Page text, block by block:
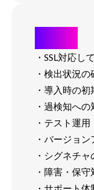
・SSL対応
・検出状況の
・導入時の
・過検知への
・テスト運用
・バージョ
・シグネチ
・障害・保守